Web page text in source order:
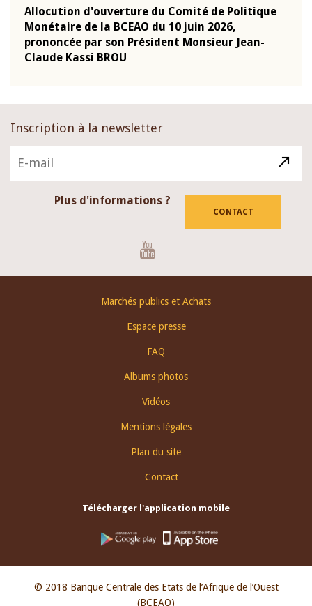
Allocution d'ouverture du Comité de Politique
Monétaire de la BCEAO du 10 juin 2026,
prononcée par son Président Monsieur Jean-
Claude Kassi BROU
Inscription à la newsletter
Plus d'informations ?
CONTACT
Marchés publics et Achats
Espace presse
FAQ
Albums photos
Vidéos
Mentions légales
Plan du site
Contact
Télécharger l'application mobile
© 2018 Banque Centrale des Etats de l’Afrique de l’Ouest
(BCEAO)